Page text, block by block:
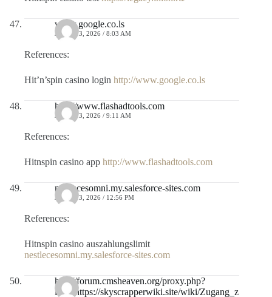
www.google.co.ls
JULIO 13, 2026 / 8:03 AM
References:
Hit’n’spin casino login http://www.google.co.ls
http://www.flashadtools.com
JULIO 13, 2026 / 9:11 AM
References:
Hitnspin casino app http://www.flashadtools.com
nestlecesomni.my.salesforce-sites.com
JULIO 13, 2026 / 12:56 PM
References:
Hitnspin casino auszahlungslimit
nestlecesomni.my.salesforce-sites.com
http://forum.cmsheaven.org/proxy.php?
link=https://skyscrapperwiki.site/wiki/Zugang_z